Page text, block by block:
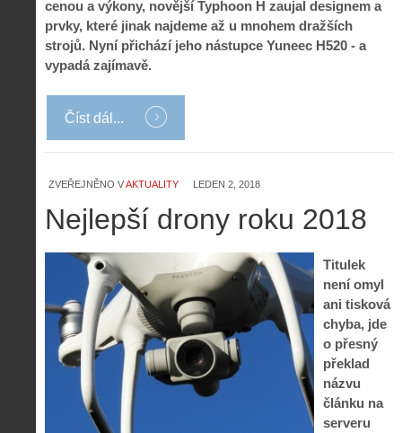
cenou a výkony, novější Typhoon H zaujal designem a
prvky, které jinak najdeme až u mnohem dražších
strojů. Nyní přichází jeho nástupce Yuneec H520 - a
vypadá zajímavě.
Číst dál...
ZVEŘEJNĚNO VAKTUALITY LEDEN 2, 2018
Nejlepší drony roku 2018
Titulek
není omyl
ani tisková
chyba, jde
o přesný
překlad
názvu
článku na
serveru